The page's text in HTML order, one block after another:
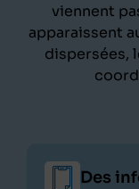
viennent
apparaissent
dispersées,
Des